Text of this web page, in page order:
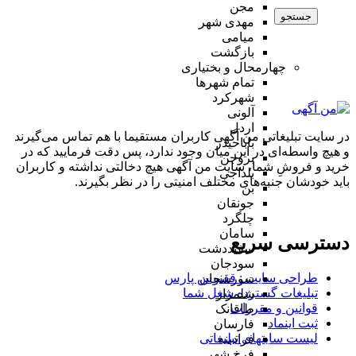
مجن
مهدی شهر
میامی
بازگشت
چهارمحال و بختیاری
تمام شهر‌ها
شهرکرد
آلونی
اردل
باباحیدر
بروجن
بلداجی
بن
جونقان
چلگرد
سامان
سفیددشت
سودجان
سورشجان
شلمزار
طاقانک
فارسان
فرادبنه
جستجو
در سایت تبلیغاتی من آگهی کاربران مستقیما با هم تماس می‌گیرند
و هیچ واسطه‌ای در این میان وجود ندارد، پس دقت فرمایید که در
خرید و فروشِ شما، سایت من آگهی هیچ دخالتی نداشته و کاربران
باید خودشان جنبه‌های مختلف امنیتی را در نظر بگیرند.
دسترسی سریع
طراحی سایت :‌ ققنوس پارس
تبلیغات گسترده شغل شما
قوانین و مقررات
ثبت اینماد
لیست سایتهای تبلیغاتی